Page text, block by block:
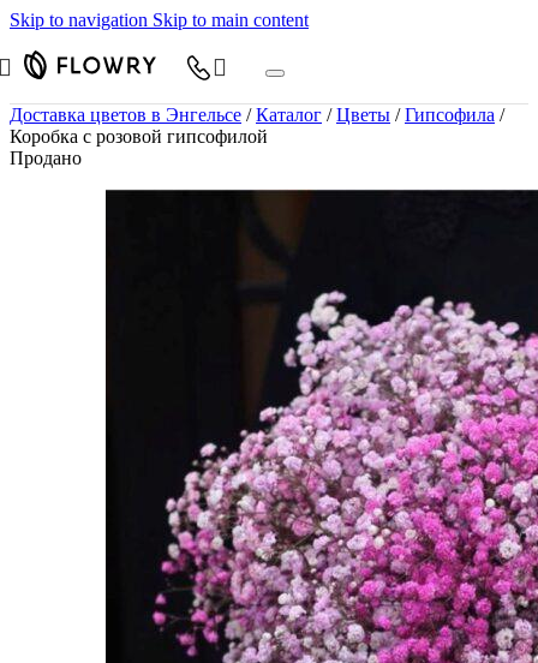
Skip to navigation Skip to main content
Доставка цветов в Энгельсе / Каталог / Цветы / Гипсофила /
Коробка с розовой гипсофилой
Продано